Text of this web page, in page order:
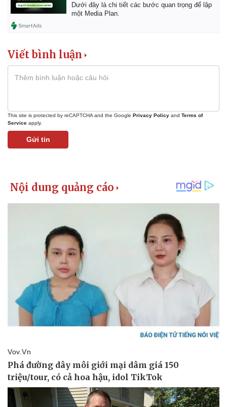
Kinh tế
Dưới đây là chi tiết các bước quan trọng để lập
một Media Plan.
Viết bình luận
This site is protected by reCAPTCHA and the Google Privacy Policy and Terms of
Service apply.
Gửi tin